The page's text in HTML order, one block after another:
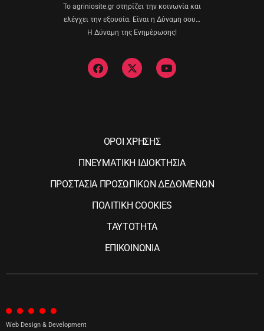
Το agriniosite.gr στηρίζει την κοινωνία και
ελέγχει την εξουσία. Είναι η Δύναμη σου…
Η Δύναμη της Ενημέρωσης!
ΟΡΟΙ ΧΡΗΣΗΣ
ΠΝΕΥΜΑΤΙΚΗ ΙΔΙΟΚΤΗΣΙΑ
ΠΡΟΣΤΑΣΙΑ ΠΡΟΣΩΠΙΚΩΝ ΔΕΔΟΜΕΝΩΝ
ΠΟΛΙΤΙΚΗ COOKIES
ΤΑΥΤΟΤΗΤΑ
ΕΠΙΚΟΙΝΩΝΙΑ
Web Design & Development